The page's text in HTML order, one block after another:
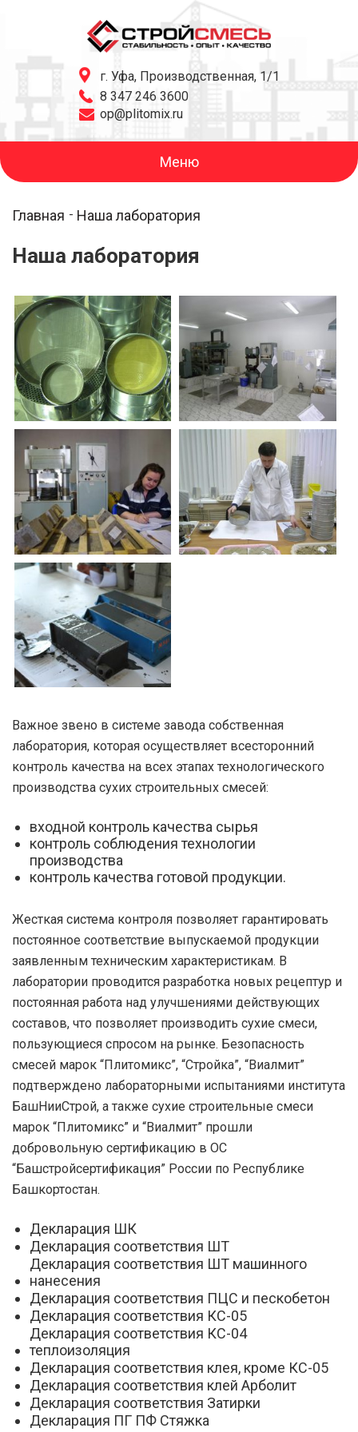
г. Уфа, Производственная, 1/1
8 347 246 3600
op@plitomix.ru
Меню
Главная Наша лаборатория
Наша лаборатория
Важное звено в системе завода собственная
лаборатория, которая осуществляет всесторонний
контроль качества на всех этапах технологического
производства сухих строительных смесей:
входной контроль качества сырья
контроль соблюдения технологии
производства
контроль качества готовой продукции.
Жесткая система контроля позволяет гарантировать
постоянное соответствие выпускаемой продукции
заявленным техническим характеристикам. В
лаборатории проводится разработка новых рецептур и
постоянная работа над улучшениями действующих
составов, что позволяет производить сухие смеси,
пользующиеся спросом на рынке. Безопасность
смесей марок “Плитомикс”, “Стройка”, “Виалмит”
подтверждено лабораторными испытаниями института
БашНииСтрой, а также сухие строительные смеси
марок “Плитомикс” и “Виалмит” прошли
добровольную сертификацию в ОС
“Башстройсертификация” России по Республике
Башкортостан.
Декларация ШК
Декларация соответствия ШТ
Декларация соответствия ШТ машинного
нанесения
Декларация соответствия ПЦС и пескобетон
Декларация соответствия КС-05
Декларация соответствия КС-04
теплоизоляция
Декларация соответствия клея, кроме КС-05
Декларация соответствия клей Арболит
Декларация соответствия Затирки
Декларация ПГ ПФ Стяжка